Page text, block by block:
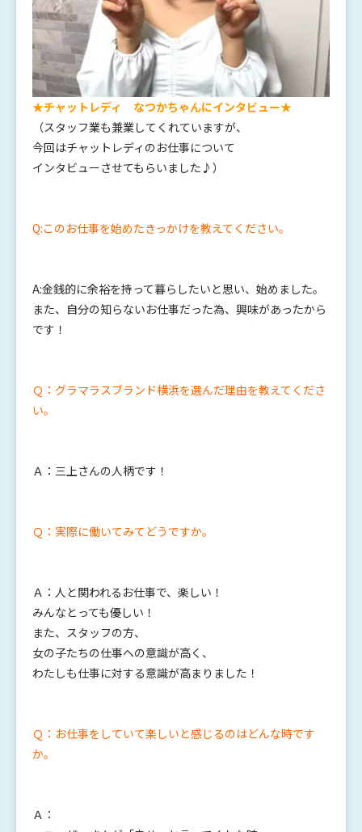
★チャットレディ なつかちゃんにインタビュー★
（スタッフ業も兼業してくれていますが、
今回はチャットレディのお仕事について
インタビューさせてもらいました♪）
Q:このお仕事を始めたきっかけを教えてください。
A:金銭的に余裕を持って暮らしたいと思い、始めました。
また、自分の知らないお仕事だった為、興味があったから
です！
Ｑ：グラマラスブランド横浜を選んだ理由を教えてくださ
い。
Ａ：三上さんの人柄です！
Ｑ：実際に働いてみてどうですか。
Ａ：人と関われるお仕事で、楽しい！
みんなとっても優しい！
また、スタッフの方、
女の子たちの仕事への意識が高く、
わたしも仕事に対する意識が高まりました！
Ｑ：お仕事をしていて楽しいと感じるのはどんな時です
か。
Ａ：